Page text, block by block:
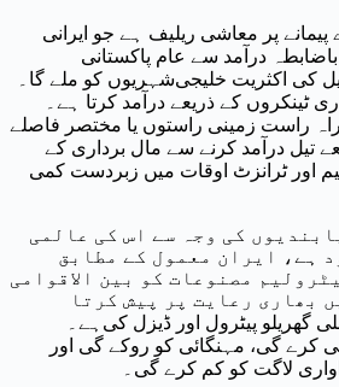
پر معاشی ریلیف ہے جو ایرانی
درآمد سے عام پاکستانی
شہریوں کو ملے گا۔کی اکثریت خلیجی
کے ذریعے درآمد کرتا ہے۔
راست زمینی راستوں یا مختصر فاصلے
تیل درآمد کرنے سے مال برداری کے
اور ٹرانزٹ اوقات میں زبردست کمی
کی وجہ سے اس کی عالمی
ہے، ایران معمول کے مطابق
مصنوعات کو بین الاقوامی
بھاری رعایت پر پیش کرتا
ہے۔ گھریلو پیٹرول اور ڈیزل کی
کرے گی، مہنگائی کو روکے گی اور
لاگت کو کم کرے گی۔